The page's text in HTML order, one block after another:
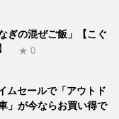
ぎの混ぜご飯」【こぐ
★ 0
ムセールで「アウトド
」が今ならお買い得で